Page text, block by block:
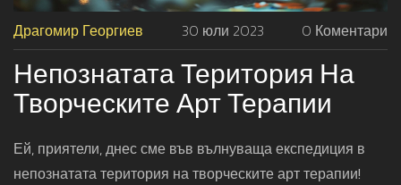
Драгомир Георгиев 30 юли 2023 0 Коментари
Непознатата Територия На
Творческите Арт Терапии
Ей, приятели, днес сме във вълнуваща експедиция в
непознатата територия на творческите арт терапии!